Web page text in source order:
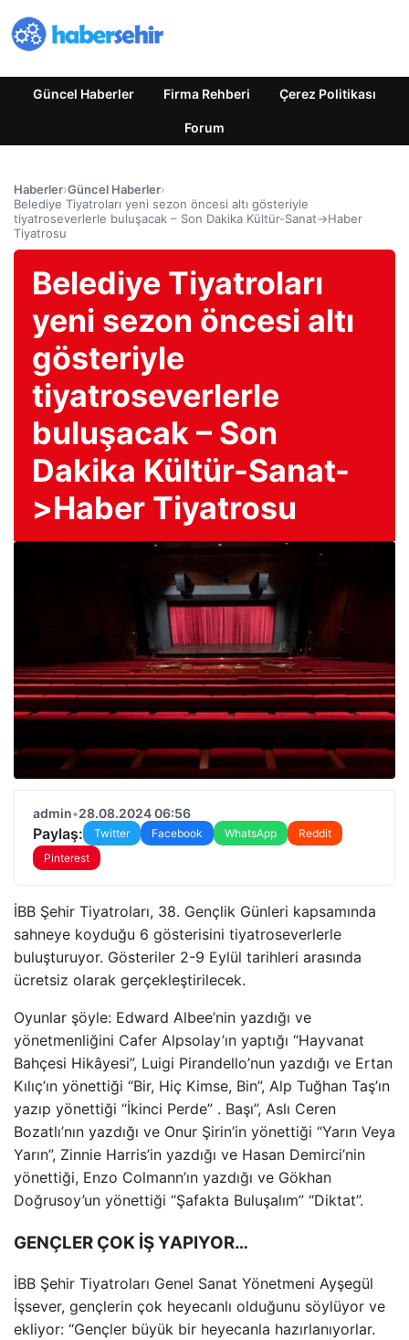
Güncel Haberler Firma Rehberi Çerez Politikası
Forum
Haberler›Güncel Haberler›
Belediye Tiyatroları yeni sezon öncesi altı gösteriyle
tiyatroseverlerle buluşacak – Son Dakika Kültür-Sanat->Haber
Tiyatrosu
Belediye Tiyatroları
yeni sezon öncesi altı
gösteriyle
tiyatroseverlerle
buluşacak – Son
Dakika Kültür-Sanat-
>Haber Tiyatrosu
admin•28.08.2024 06:56
Paylaş: Twitter Facebook WhatsApp
Reddit
Pinterest
İBB Şehir Tiyatroları, 38. Gençlik Günleri kapsamında
sahneye koyduğu 6 gösterisini tiyatroseverlerle
buluşturuyor. Gösteriler 2-9 Eylül tarihleri ​​arasında
ücretsiz olarak gerçekleştirilecek.
Oyunlar şöyle: Edward Albee’nin yazdığı ve
yönetmenliğini Cafer Alpsolay’ın yaptığı “Hayvanat
Bahçesi Hikâyesi”, Luigi Pirandello’nun yazdığı ve Ertan
Kılıç’ın yönettiği “Bir, Hiç Kimse, Bin”, Alp Tuğhan Taş’ın
yazıp yönettiği “İkinci Perde” . Başı”, Aslı Ceren
Bozatlı’nın yazdığı ve Onur Şirin’in yönettiği “Yarın Veya
Yarın”, Zinnie Harris’in yazdığı ve Hasan Demirci’nin
yönettiği, Enzo Colmann’ın yazdığı ve Gökhan
Doğrusoy’un yönettiği “Şafakta Buluşalım” “Diktat”.
GENÇLER ÇOK İŞ YAPIYOR…
İBB Şehir Tiyatroları Genel Sanat Yönetmeni Ayşegül
İşsever, gençlerin çok heyecanlı olduğunu söylüyor ve
ekliyor: “Gençler büyük bir heyecanla hazırlanıyorlar.